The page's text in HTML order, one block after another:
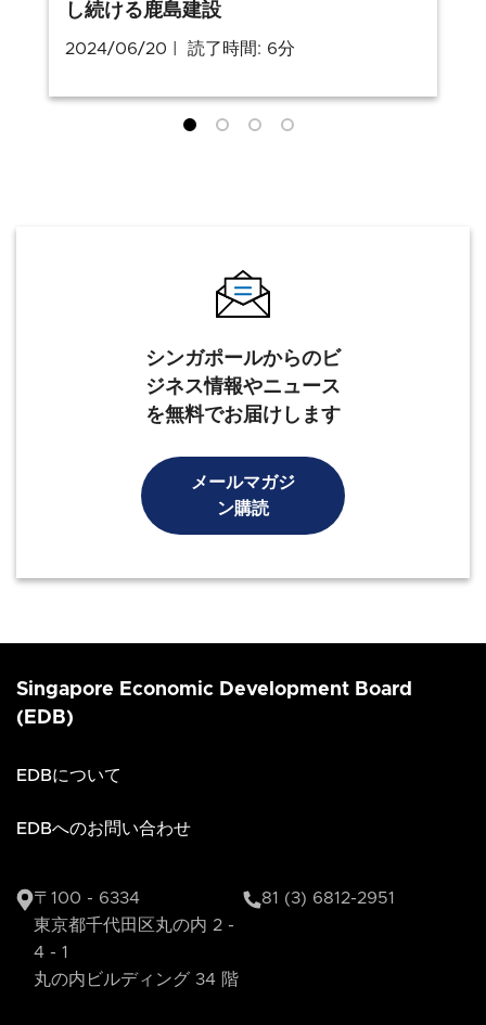
し続ける鹿島建設
2024/06/20 読了時間: 6分
シンガポールからのビ
ジネス情報やニュース
を無料でお届けします
メールマガジ
ン購読
Singapore Economic Development Board
(EDB)
EDBについて
EDBへのお問い合わせ
〒100 - 6334
東京都千代田区丸の内 2 -
4 - 1
丸の内ビルディング 34 階
81 (3) 6812-2951